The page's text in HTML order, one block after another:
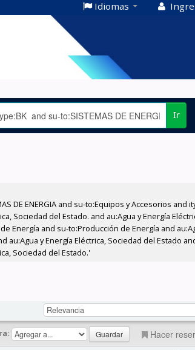
Idiomas
Ir
DE ENERGIA and su-to:Equipos y Accesorios and
Sociedad del Estado. and au:Agua y Energía
Energía and su-to:Producción de Energía and
au:Agua y Energía Eléctrica, Sociedad del Estado
Sociedad del Estado.'
Hacer